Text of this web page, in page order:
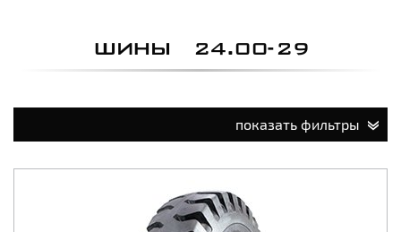
ШИНЫ 24.00-29
показать фильтры